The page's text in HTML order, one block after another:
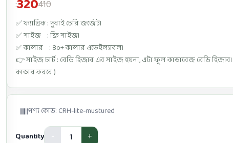
:320410
✅ ফ্যাব্রিক : দুবাই চেরি জর্জেট।
✅ সাইজ : ফ্রি সাইজ।
✅ কালার : ৪০+ কালার এভেইল্যাবল।
👉 সাইজ চার্ট : রেডি হিজাব এর সাইজ হয়না, এটা ফুল কাভারেজ রেডি
কাভার করবে )
পণ্য কোড: CRH-lite-mustured
Quantity